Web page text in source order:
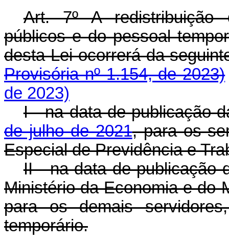
Art. 7º A redistribuição
públicos e do pessoal
desta Lei ocorrerá da
Provisória nº 1.154, de 2023)
de 2023)
I - na data de publicação
de julho de 2021, para os
Especial de Previdência e
II - na data de publicação
Ministério da Economia e do
para os demais
temporário.